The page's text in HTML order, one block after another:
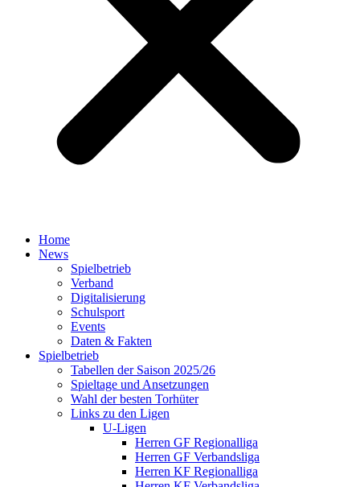
Home
News
Spielbetrieb
Verband
Digitalisierung
Schulsport
Events
Daten & Fakten
Spielbetrieb
Tabellen der Saison 2025/26
Spieltage und Ansetzungen
Wahl der besten Torhüter
Links zu den Ligen
U-Ligen
Herren GF Regionalliga
Herren GF Verbandsliga
Herren KF Regionalliga